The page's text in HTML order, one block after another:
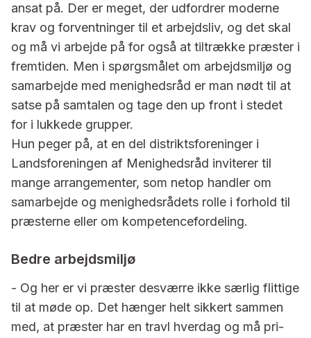
ansat på. Der er meget, der udfordrer moderne
krav og forventninger til et arbejdsliv, og det skal
og må vi arbejde på for også at tiltrække præster i
fremtiden. Men i spørgsmålet om arbejdsmiljø og
samarbejde med menighedsråd er man nødt til at
satse på samta­len og tage den up front i stedet
for i lukkede grupper.
Hun peger på, at en del distrikts­foreninger i
Landsforeningen af Menighedsråd inviterer til
mange arrangementer, som netop handler om
samarbejde og menighedsrådets rolle i forhold til
præsterne eller om kompetencefordeling.
Bedre arbejdsmiljø
- Og her er vi præster desværre ikke særlig flittige
til at møde op. Det hæn­ger helt sikkert sammen
med, at præ­ster har en travl hverdag og må pri­